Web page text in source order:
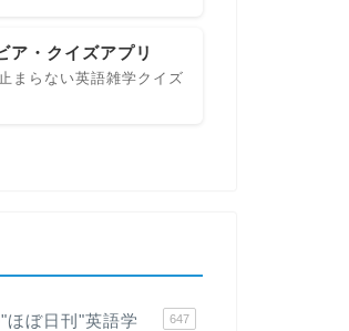
ア・クイズアプリ
まらない英語雑学クイズ
ほぼ日刊"英語学
647